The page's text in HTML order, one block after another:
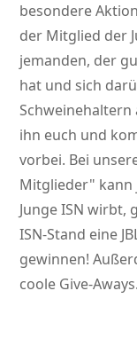
besondere
der Mitglied der
jemanden, der
hat und sich
Schweinehaltern
ihn euch und
vorbei. Bei
Mitglieder kann
Junge ISN wirbt,
ISN-Stand eine
gewinnen!
coole Give-Aways.